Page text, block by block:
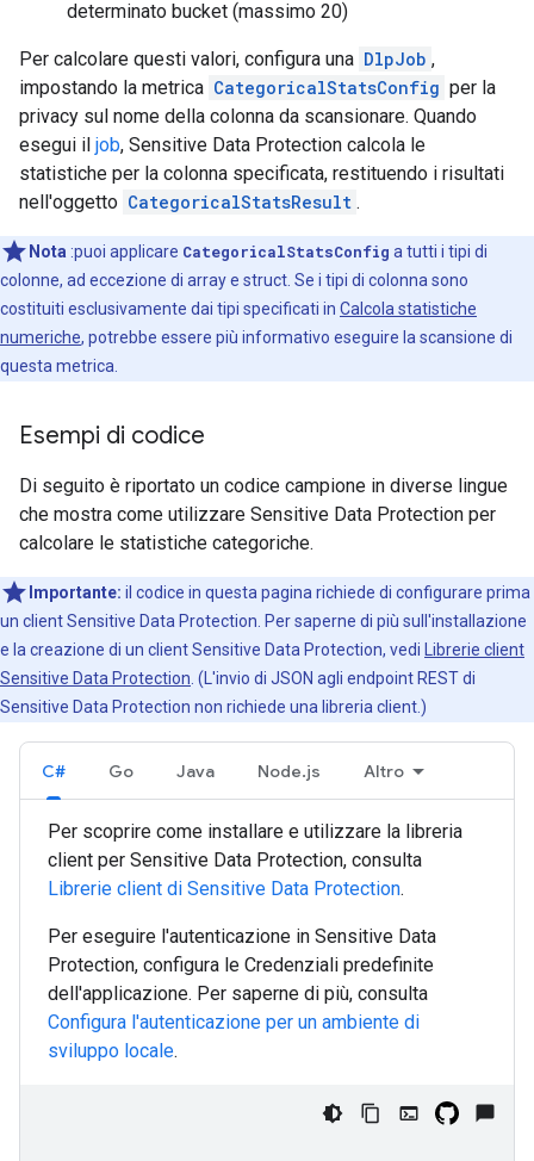
determinato bucket (massimo 20)
Per calcolare questi valori, configura una DlpJob ,
impostando la metrica CategoricalStatsConfig per la
privacy sul nome della colonna da scansionare. Quando
esegui il job, Sensitive Data Protection calcola le
statistiche per la colonna specificata, restituendo i risultati
nell'oggetto CategoricalStatsResult .
Nota :puoi applicare CategoricalStatsConfig a tutti i tipi di
colonne, ad eccezione di array e struct. Se i tipi di colonna sono
costituiti esclusivamente dai tipi specificati in Calcola statistiche
numeriche, potrebbe essere più informativo eseguire la scansione di
questa metrica.
Esempi di codice
Di seguito è riportato un codice campione in diverse lingue
che mostra come utilizzare Sensitive Data Protection per
calcolare le statistiche categoriche.
Importante: il codice in questa pagina richiede di configurare prima
un client Sensitive Data Protection. Per saperne di più sull'installazione
e la creazione di un client Sensitive Data Protection, vedi
Librerie client
Sensitive Data Protection . (L'invio di JSON agli endpoint REST di
Sensitive Data Protection non richiede una libreria client.)
C# Go Java Node.js Altro
Per scoprire come installare e utilizzare la libreria
client per Sensitive Data Protection, consulta
Librerie client di Sensitive Data Protection.
Per eseguire l'autenticazione in Sensitive Data
Protection, configura le Credenziali predefinite
dell'applicazione. Per saperne di più, consulta
Configura l'autenticazione per un ambiente di
sviluppo locale.